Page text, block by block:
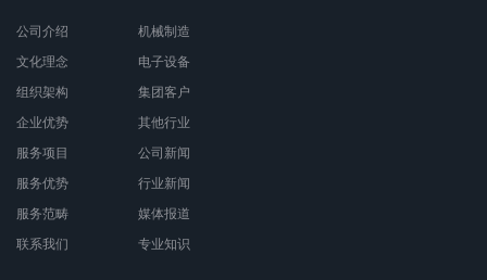
公司介绍
文化理念
组织架构
企业优势
服务项目
服务优势
服务范畴
联系我们
机械制造
电子设备
集团客户
其他行业
公司新闻
行业新闻
媒体报道
专业知识